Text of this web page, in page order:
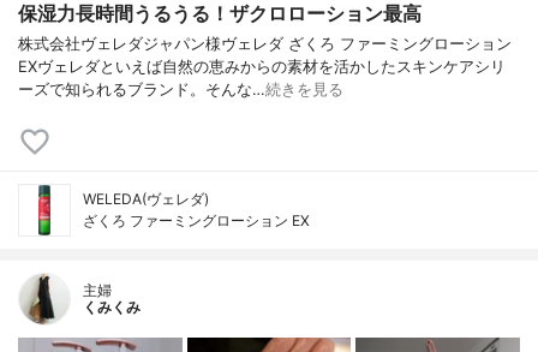
保湿力長時間うるうる！ザクロローション最高
株式会社ヴェレダジャパン様ヴェレダ ざくろ ファーミングローション
EXヴェレダといえば自然の恵みからの素材を活かしたスキンケアシリ
ーズで知られるブランド。そんな…続きを見る
WELEDA(ヴェレダ)
ざくろ ファーミングローション EX
主婦
くみくみ